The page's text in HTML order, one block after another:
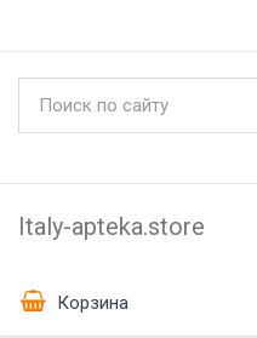
Italy-apteka.store
Корзина